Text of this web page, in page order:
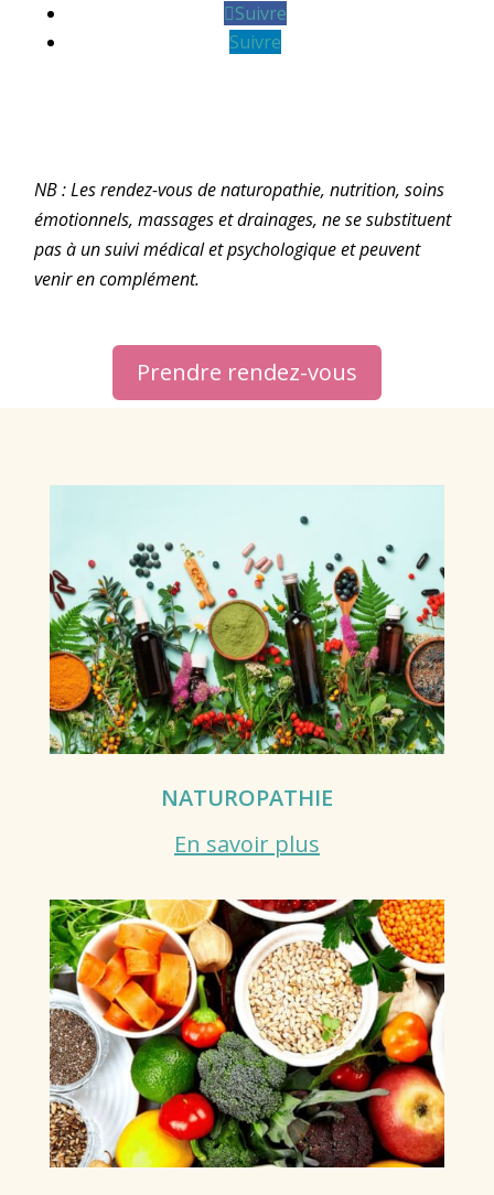
Suivre
Suivre
NB : Les rendez-vous de naturopathie, nutrition, soins
émotionnels, massages et drainages, ne se substituent
pas à un suivi médical et psychologique et peuvent
venir en complément.
Prendre rendez-vous
NATUROPATHIE
En savoir plus